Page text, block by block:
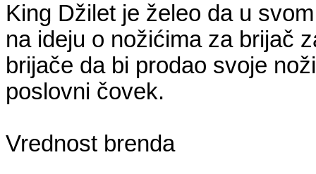
King Džilet je želeo da u
na ideju o nožićima za brijač
brijače da bi prodao svoje
poslovni čovek.
Vrednost brenda